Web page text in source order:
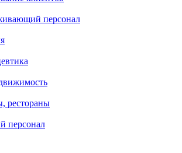
персонал
рестораны
персонал